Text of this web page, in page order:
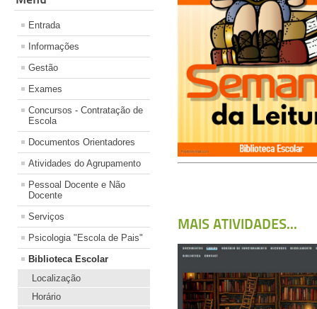
Entrada
Informações
Gestão
Exames
Concursos - Contratação de
Escola
Documentos Orientadores
Atividades do Agrupamento
Pessoal Docente e Não
Docente
Serviços
Psicologia "Escola de Pais"
Biblioteca Escolar
Localização
Horário
MAIS ATIVIDADES...